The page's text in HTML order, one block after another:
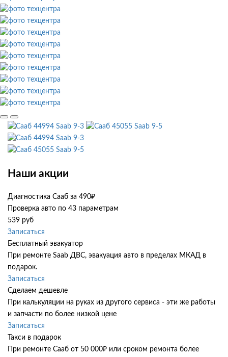
Saab 9-3
Saab 9-5
Saab 9-3
Saab 9-5
Наши акции
Диагностика Сааб за 490₽
Проверка авто по 43 параметрам
539 руб
Записаться
Бесплатный эвакуатор
При ремонте Saab ДВС, эвакуация авто в пределах МКАД в
подарок.
Записаться
Сделаем дешевле
При калькуляции на руках из другого сервиса - эти же работы
и запчасти по более низкой цене
Записаться
Такси в подарок
При ремонте Сааб от 50 000₽ или сроком ремонта более